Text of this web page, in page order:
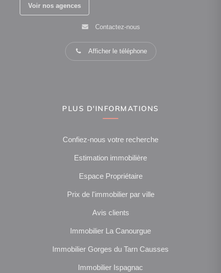
Voir nos agences
Contactez-nous
Afficher le téléphone
PLUS D'INFORMATIONS
Confiez-nous votre recherche
Estimation immobilière
Espace Propriétaire
Prix de l'immobilier par ville
Avis clients
Immobilier La Canourgue
Immobilier Gorges du Tarn Causses
Immobilier Ispagnac